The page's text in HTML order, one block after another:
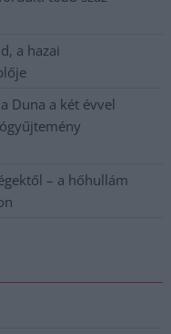
a hazai
Duna a két évvel
– a hőhullám